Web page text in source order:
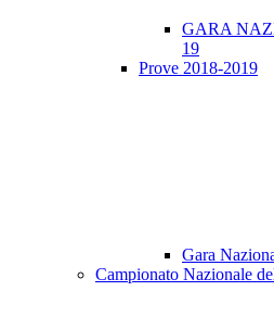
GARA
19
Prove 2018-2019
Gara
Campionato Nazionale